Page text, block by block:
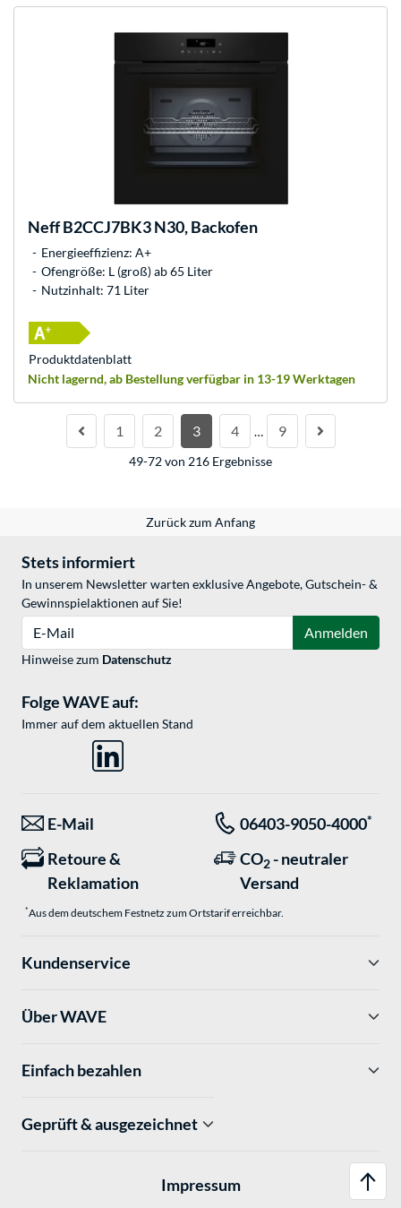
NeffB2CCJ7BK3 N30, Backofen
Energieeffizienz: A+
Ofengröße: L (groß) ab 65 Liter
Nutzinhalt: 71 Liter
Nicht lagernd, ab Bestellung verfügbar in 13-19 Werktagen
Produkt­datenblatt
1 2 3 4 … 9
49-72 von 216 Ergebnisse
Zurück zum Anfang
Stets informiert
In unserem Newsletter warten exklusive Angebote, Gutschein- &
Gewinnspielaktionen auf Sie!
Anmelden
Hinweise zum Datenschutz
Folge WAVE auf:
Immer auf dem aktuellen Stand
E-Mail 06403-9050-4000*
Retoure &
Reklamation
CO2 - neutraler
Versand
*Aus dem deutschem Festnetz zum Ortstarif erreichbar.
Kundenservice
Über WAVE
Einfach bezahlen
Geprüft & ausgezeichnet
Impressum